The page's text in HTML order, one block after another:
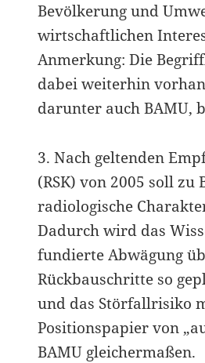
Bevölkerung und
wirtschaftlichen
Anmerkung: Die
dabei weiterhin
darunter auch BAMU,
3. Nach geltenden
(RSK) von 2005 soll
radiologische
Dadurch wird das
fundierte Abwägung
Rückbauschritte so
und das Störfallrisiko
Positionspapier von
BAMU gleichermaßen.